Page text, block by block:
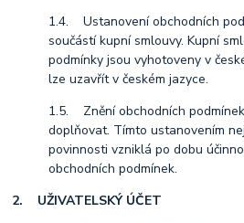
1.4. Ustanovení obchodních
součástí kupní smlouvy. Kupní
podmínky jsou vyhotoveny v
lze uzavřít v českém jazyce.
1.5. Znění obchodních
doplňovat. Tímto ustanovením
povinnosti vzniklá po dobu
obchodních podmínek.
2. UŽIVATELSKÝ ÚČET